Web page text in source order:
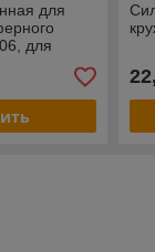
для
для